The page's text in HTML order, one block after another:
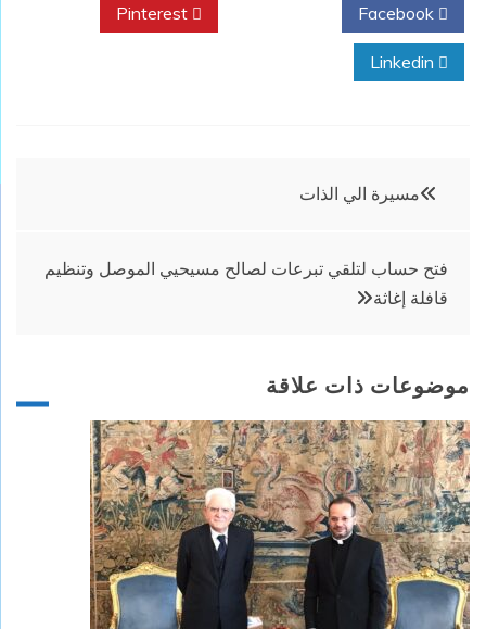
تصفّح
مسيرة الي الذات
فتح حساب لتلقي تبرعات لصالح مسيحيي الموصل وتنظيم
قافلة إغاثة
موضوعات ذات علاقة